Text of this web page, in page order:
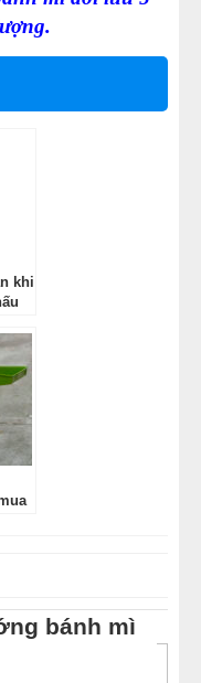
khi
bánh mì